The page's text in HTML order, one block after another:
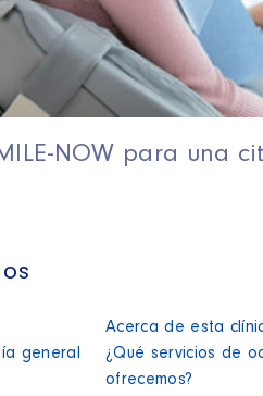
NOW para una
Acerca de esta
general
¿Qué servicios de
ofrecemos?